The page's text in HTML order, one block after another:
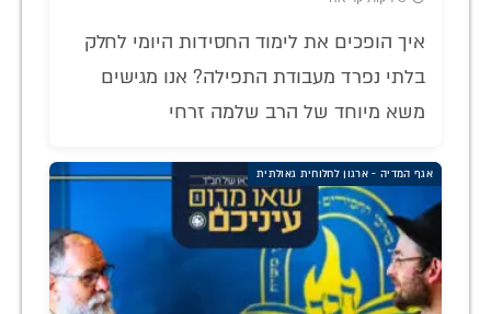
איך הופכים את לימוד החסידות היומי לחלק
בלתי נפרד מעבודת התפילה? אנו מגישים
משא מיוחד של הרב שלמה זרחי
אגף המדיה - ארגון לחלוחית גאולתית